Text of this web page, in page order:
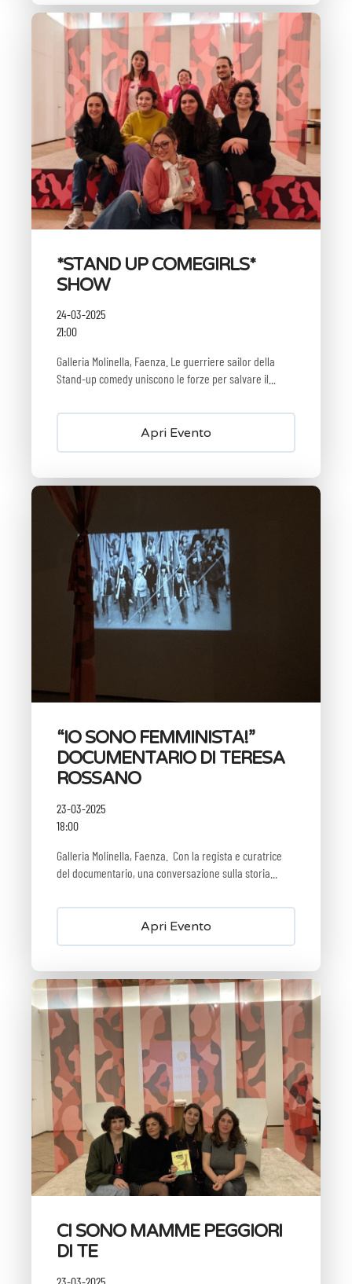
*STAND UP COMEGIRLS*
SHOW
24-03-2025
21:00
Galleria Molinella, Faenza. Le guerriere sailor della
Stand-up comedy uniscono le forze per salvare il...
Apri Evento
“IO SONO FEMMINISTA!”
DOCUMENTARIO DI TERESA
ROSSANO
23-03-2025
18:00
Galleria Molinella, Faenza. ⁠ Con la regista e curatrice
del documentario, una conversazione sulla storia...
Apri Evento
CI SONO MAMME PEGGIORI
DI TE